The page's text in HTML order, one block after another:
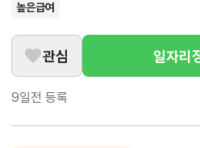
높은급여
관심 일자리
9일전 등록